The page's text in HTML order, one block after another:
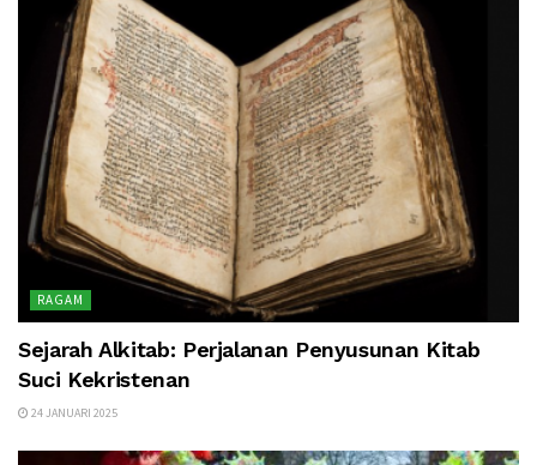
RAGAM
Sejarah Alkitab: Perjalanan Penyusunan Kitab
Suci Kekristenan
24 JANUARI 2025